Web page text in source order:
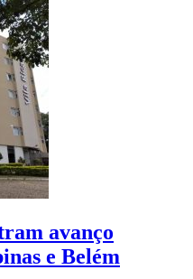
avanço
e Belém